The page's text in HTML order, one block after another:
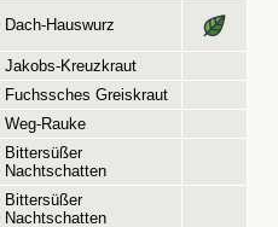
Dach-Hauswurz
Jakobs-Kreuzkraut
Fuchssches Greiskraut
Weg-Rauke
Bittersüßer
Nachtschatten
Bittersüßer
Nachtschatten